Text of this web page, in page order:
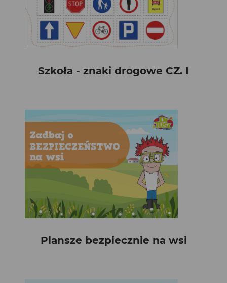
Szkoła - znaki drogowe CZ. I
Plansze bezpiecznie na wsi